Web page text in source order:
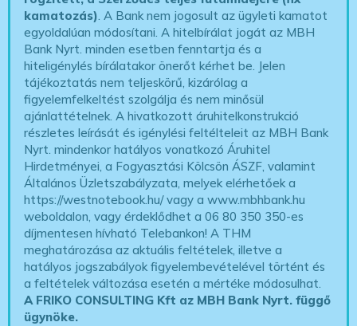
kamatozás). A Bank nem jogosult az ügyleti kamatot
egyoldalúan módosítani. A hitelbírálat jogát az MBH
Bank Nyrt. minden esetben fenntartja és a
hiteligénylés bírálatakor önerőt kérhet be. Jelen
tájékoztatás nem teljeskörű, kizárólag a
figyelemfelkeltést szolgálja és nem minősül
ajánlattételnek. A hivatkozott áruhitelkonstrukció
részletes leírását és igénylési feltélteleit az MBH Bank
Nyrt. mindenkor hatályos vonatkozó Áruhitel
Hirdetményei, a Fogyasztási Kölcsön ÁSZF, valamint
Általános Üzletszabályzata, melyek elérhetőek a
https://westnotebook.hu/vagy a www.mbhbank.hu
weboldalon, vagy érdeklődhet a 06 80 350 350-es
díjmentesen hívható Telebankon! A THM
meghatározása az aktuális feltételek, illetve a
hatályos jogszabályok figyelembevételével történt és
a feltételek változása esetén a mértéke módosulhat.
A FRIKO CONSULTING Kft az MBH Bank Nyrt. függő
ügynöke.